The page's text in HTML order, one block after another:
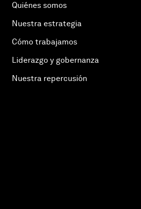
Quiénes somos
Nuestra estrategia
Cómo trabajamos
Liderazgo y gobernanza
Nuestra repercusión